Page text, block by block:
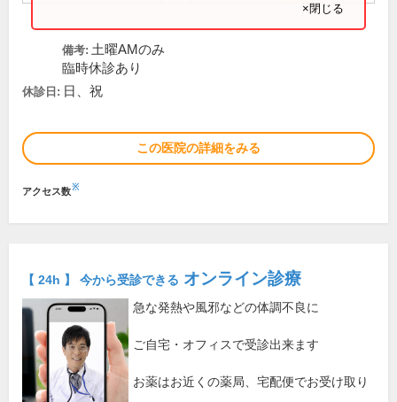
×閉じる
備考: 土曜AMのみ
臨時休診あり
休診日: 日、祝
この医院の詳細をみる
アクセス数※
【 24h 】 今から受診できる オンライン診療
急な発熱や風邪などの体調不良に
ご自宅・オフィスで受診出来ます
お薬はお近くの薬局、宅配便でお受け取り